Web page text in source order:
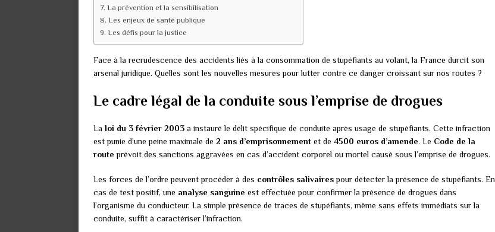
La prévention et la sensibilisation
Les enjeux de santé publique
Les défis pour la justice
Face à la recrudescence des accidents liés à la consommation de stupéfiants au volant, la France durcit son
arsenal juridique. Quelles sont les nouvelles mesures pour lutter contre ce danger croissant sur nos routes ?
Le cadre légal de la conduite sous l’emprise de drogues
La loi du 3 février 2003 a instauré le délit spécifique de conduite après usage de stupéfiants. Cette infraction
est punie d’une peine maximale de 2 ans d’emprisonnement et de 4500 euros d’amende. Le Code de la
route prévoit des sanctions aggravées en cas d’accident corporel ou mortel causé sous l’emprise de drogues.
Les forces de l’ordre peuvent procéder à des contrôles salivairespour détecter la présence de stupéfiants. En
cas de test positif, une analyse sanguine est effectuée pour confirmer la présence de drogues dans
l’organisme du conducteur. La simple présence de traces de stupéfiants, même sans effets immédiats sur la
conduite, suffit à caractériser l’infraction.